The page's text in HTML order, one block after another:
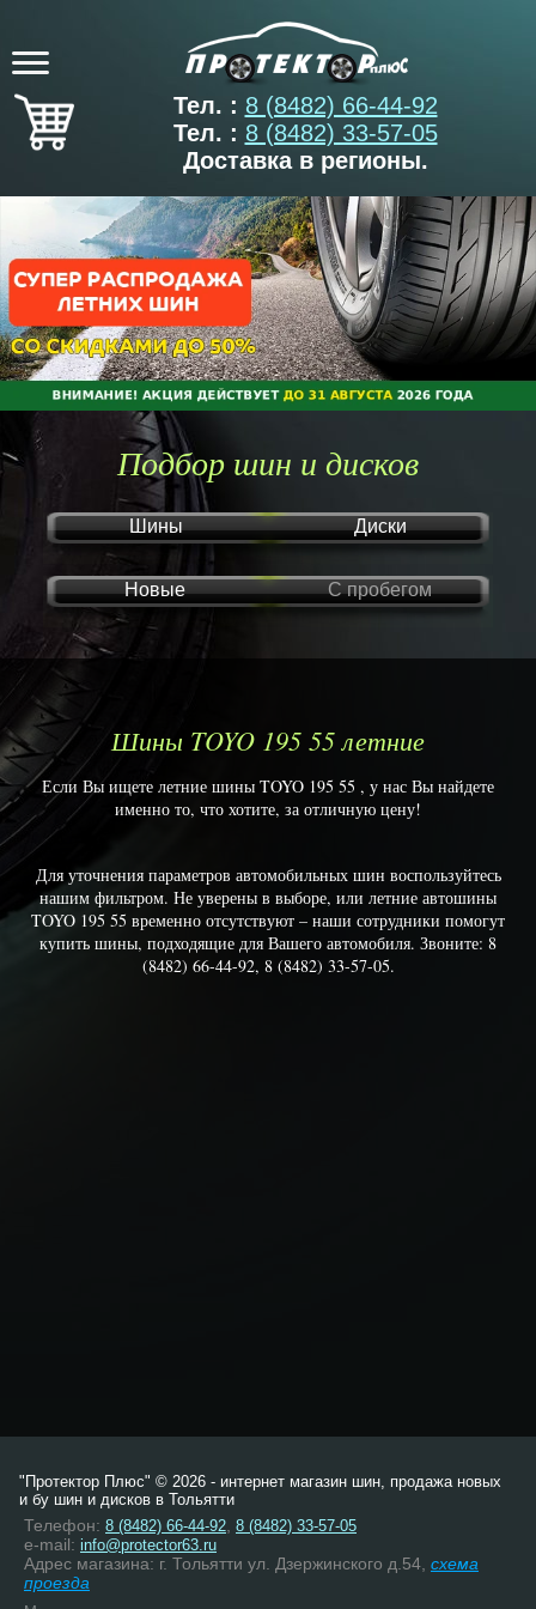
Тел. : 8 (8482) 66-44-92
Тел. : 8 (8482) 33-57-05
Доставка в регионы.
Подбор шин и дисков
Шины Диски
Новые С пробегом
Шины TOYO 195 55 летние
Если Вы ищете летние шины TOYO 195 55 , у нас Вы найдете
именно то, что хотите, за отличную цену!
Для уточнения параметров автомобильных шин воспользуйтесь
нашим фильтром. Не уверены в выборе, или летние автошины
TOYO 195 55 временно отсутствуют – наши сотрудники помогут
купить шины, подходящие для Вашего автомобиля. Звоните: 8
(8482) 66-44-92, 8 (8482) 33-57-05.
"Протектор Плюс" © 2026 - интернет магазин шин, продажа новых
и бу шин и дисков в Тольятти
Телефон: 8 (8482) 66-44-92 8 (8482) 33-57-05
e-mail: info@protector63.ru
Адрес магазина: г. Тольятти ул. Дзержинского д.54, схема
проезда